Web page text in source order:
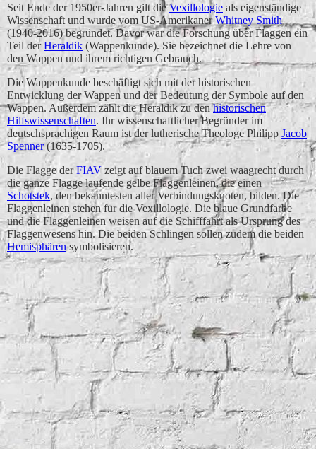
Seit Ende der 1950er-Jahren gilt dieVexillologie als eigenständige
Wissenschaft und wurde vom US-AmerikanerWhitney Smith
(1940-2016) begründet. Davor war die Forschung über Flaggen ein
Teil derHeraldik (Wappenkunde). Sie bezeichnet die Lehre von
den Wappen und ihrem richtigen Gebrauch.
Die Wappenkunde beschäftigt sich mit der historischen
Entwicklung der Wappen und der Bedeutung der Symbole auf den
Wappen. Außerdem zählt die Heraldik zu denhistorischen
Hilfswissenschaften. Ihr wissenschaftlicher Begründer im
deutschsprachigen Raum ist der lutherische Theologe Philipp Jacob
Spenner(1635-1705).
Die Flagge derFIAV zeigt auf blauem Tuch zwei waagrecht durch
die ganze Flagge laufende gelbe Flaggenleinen, die einen
Schotstek, den bekanntesten aller Verbindungsknoten, bilden. Die
Flaggenleinen stehen für die Vexillologie. Die blaue Grundfarbe
und die Flaggenleinen weisen auf die Schifffahrt als Ursprung des
Flaggenwesens hin. Die beiden Schlingen sollen zudem die beiden
Hemisphärensymbolisieren.